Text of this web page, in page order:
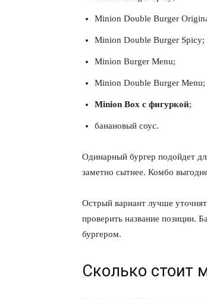
Minion Double Burger
Minion Double Burger Spicy;
Minion Burger Menu;
Minion Double Burger Menu;
Minion Box с фигуркой;
банановый соус.
Одинарный бургер подойдет
заметно сытнее. Комбо
Острый вариант лучше
проверить название позиции.
бургером.
Сколько стоит